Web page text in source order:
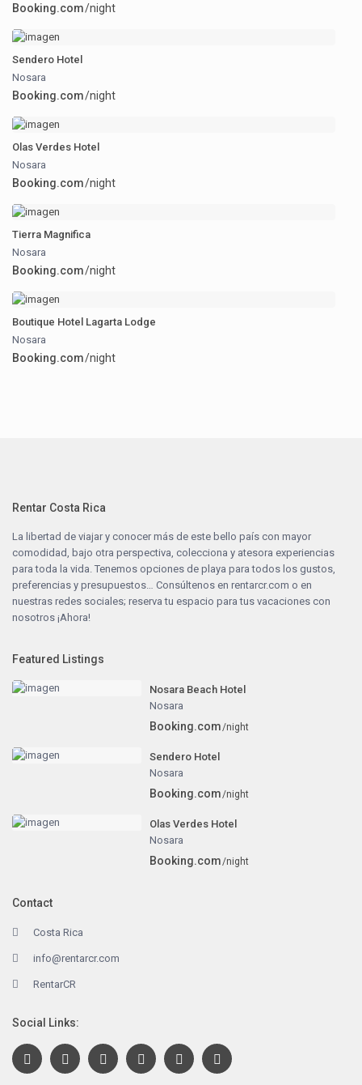
Booking.com/night
Sendero Hotel
Nosara
Booking.com/night
Olas Verdes Hotel
Nosara
Booking.com/night
Tierra Magnifica
Nosara
Booking.com/night
Boutique Hotel Lagarta Lodge
Nosara
Booking.com/night
Rentar Costa Rica
La libertad de viajar y conocer más de este bello país con mayor
comodidad, bajo otra perspectiva, colecciona y atesora experiencias
para toda la vida. Tenemos opciones de playa para todos los gustos,
preferencias y presupuestos… Consúltenos enrentarcr.com o en
nuestras redes sociales; reserva tu espacio para tus vacaciones con
nosotros ¡Ahora!
Featured Listings
Nosara Beach Hotel
Nosara
Booking.com/night
Sendero Hotel
Nosara
Booking.com/night
Olas Verdes Hotel
Nosara
Booking.com/night
Contact
Costa Rica
info@rentarcr.com
RentarCR
Social Links: